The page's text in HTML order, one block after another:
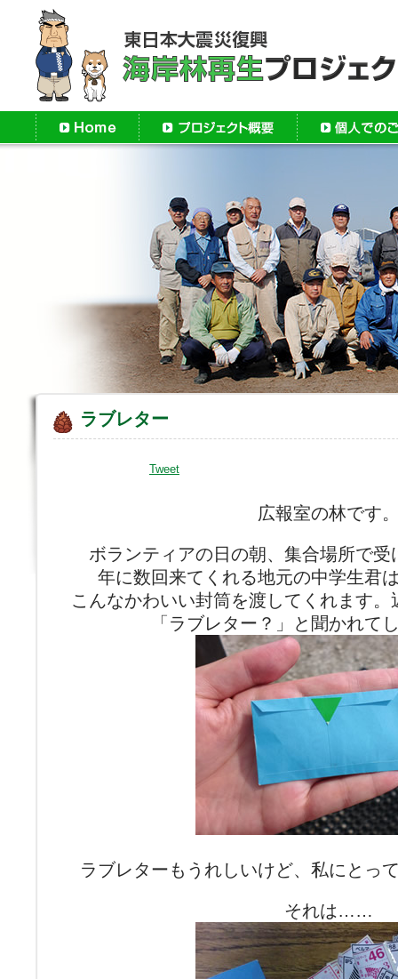
ラブレター
Tweet
広報室の林です
ボランティアの日の朝、集合場所で
年に数回来てくれる地元の中学生君
こんなかわいい封筒を渡してくれます
「ラブレター？」と聞かれて
ラブレターもうれしいけど、私にとっ
それは……